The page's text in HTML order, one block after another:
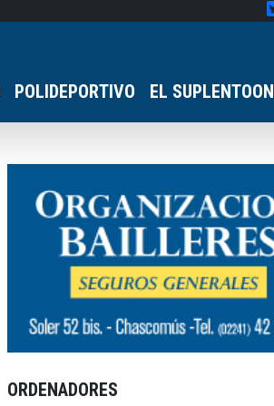
POLIDEPORTIVO EL SUPLENTOON
ORDENADORES